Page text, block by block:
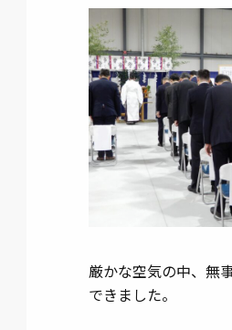
厳かな空気の中、無
できました。